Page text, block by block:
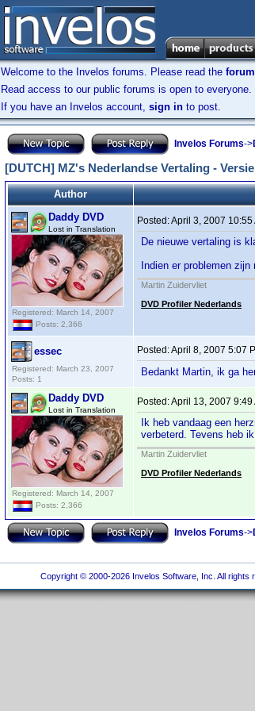
Welcome to the Invelos forums. Please read the
Read access to our public forums is open to
If you have an Invelos account, sign in to post.
Invelos Forums->
[DUTCH] MZ's Nederlandse Vertaling - Versie
Author
Daddy DVD
Lost in Translation
Registered: March 14, 2007
Posts: 2,366
Posted:April 3, 2007 10:55
De nieuwe vertaling is
Indien er problemen
Martin Zuidervliet
DVD Profiler Nederlands
essec
Registered: March 23, 2007
Posts: 1
Posted:April 8, 2007 5:07
Bedankt Martin, ik ga
Daddy DVD
Lost in Translation
Registered: March 14, 2007
Posts: 2,366
Posted:April 13, 2007 9:49
Ik heb vandaag een
verbeterd. Tevens heb
Martin Zuidervliet
DVD Profiler Nederlands
Invelos Forums->
Copyright © 2000-2026 Invelos Software, Inc. All rights